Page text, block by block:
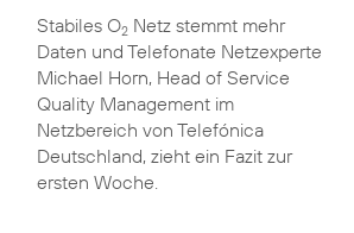
Stabiles O2Netz stemmt mehr
Daten und Telefonate Netzexperte
Michael Horn, Head of Service
Quality Management im
Netzbereich von Telefónica
Deutschland, zieht ein Fazit zur
ersten Woche.